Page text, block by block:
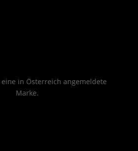
in Österreich angemeldete
Marke.